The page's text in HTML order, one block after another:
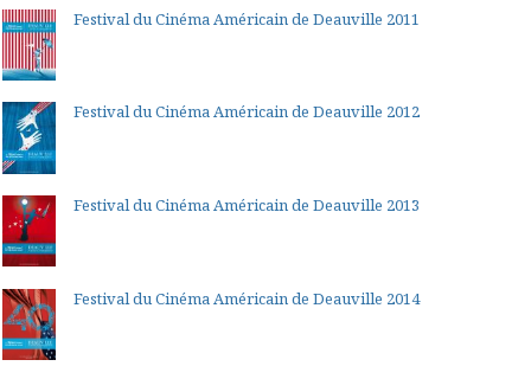
Festival du Cinéma Américain de Deauville 2011
Festival du Cinéma Américain de Deauville 2012
Festival du Cinéma Américain de Deauville 2013
Festival du Cinéma Américain de Deauville 2014